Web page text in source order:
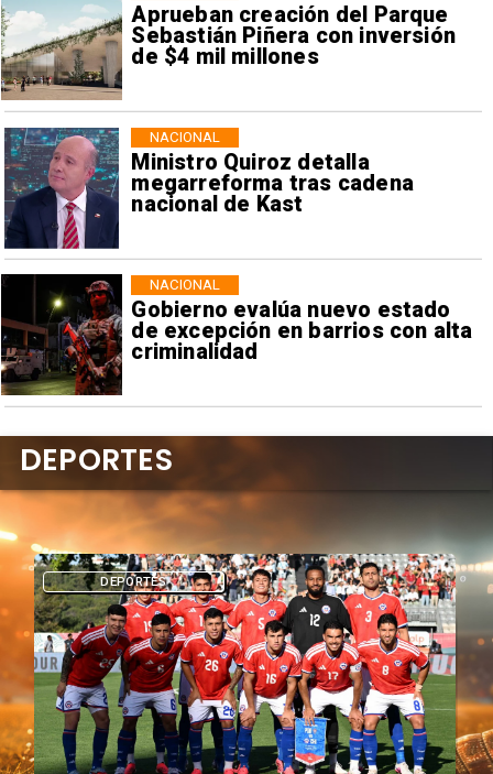
Aprueban creación del Parque
Sebastián Piñera con inversión
de $4 mil millones
Ministro Quiroz detalla
megarreforma tras cadena
nacional de Kast
NACIONAL
Gobierno evalúa nuevo estado
de excepción en barrios con alta
criminalidad
NACIONAL
DEPORTES
DEPORTES